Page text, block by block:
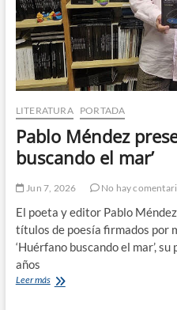
LITERATURA PORTADA
Pablo Méndez
buscando el mar’
Jun 7, 2026 No hay
El poeta y editor Pablo
títulos de poesía firmados por
‘Huérfano buscando el mar’,
años
Leer másPablo